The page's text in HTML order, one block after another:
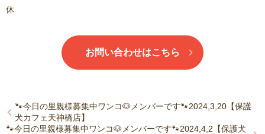
休
お問い合わせはこちら
🐾今日の里親様募集中ワンコ🐶メンバーです🐾2024,3,20【保護
犬カフェ天神橋店】
🐾今日の里親様募集中ワンコ🐶メンバーです🐾2024,4,2【保護犬